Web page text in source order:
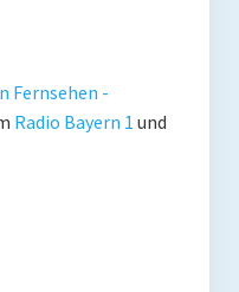
Fernsehen -
Radio Bayern 1 und